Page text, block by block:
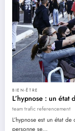
BIEN-ÊTRE
L’hypnose : un état
team trafic referencement
L’hypnose est un état
personne se…